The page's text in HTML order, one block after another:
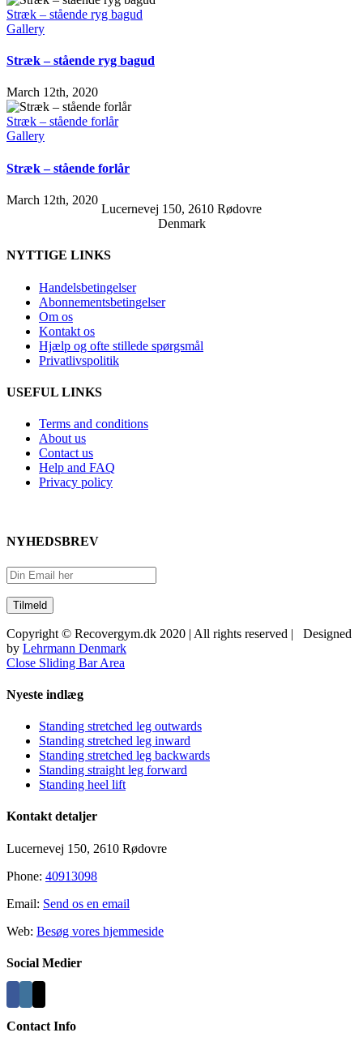
Stræk – stående ryg bagud
Gallery
Stræk – stående ryg bagud
March 12th, 2020
Stræk – stående forlår
Gallery
Stræk – stående forlår
March 12th, 2020
Lucernevej 150, 2610 Rødovre
Denmark
NYTTIGE LINKS
Handelsbetingelser
Abonnementsbetingelser
Om os
Kontakt os
Hjælp og ofte stillede spørgsmål
Privatlivspolitik
USEFUL LINKS
Terms and conditions
About us
Contact us
Help and FAQ
Privacy policy
NYHEDSBREV
Copyright © Recovergym.dk 2020 | All rights reserved | Designed
by Lehrmann Denmark
Close Sliding Bar Area
Nyeste indlæg
Standing stretched leg outwards
Standing stretched leg inward
Standing stretched leg backwards
Standing straight leg forward
Standing heel lift
Kontakt detaljer
Lucernevej 150, 2610 Rødovre
Phone: 40913098
Email: Send os en email
Web: Besøg vores hjemmeside
Social Medier
Contact Info